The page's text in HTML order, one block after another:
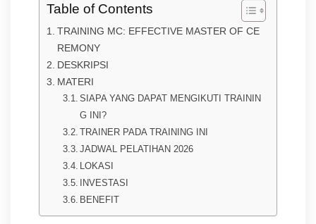
Table of Contents
TRAINING MC: EFFECTIVE MASTER OF CE
REMONY
DESKRIPSI
MATERI
SIAPA YANG DAPAT MENGIKUTI TRAININ
G INI?
TRAINER PADA TRAINING INI
JADWAL PELATIHAN 2026
LOKASI
INVESTASI
BENEFIT